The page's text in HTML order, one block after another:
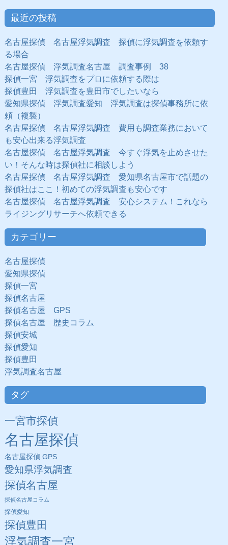
最近の投稿
名古屋探偵 名古屋浮気調査 探偵に浮気調査を依頼す
る場合
名古屋探偵 浮気調査名古屋 調査事例 38
探偵一宮 浮気調査をプロに依頼する際は
探偵豊田 浮気調査を豊田市でしたいなら
愛知県探偵 浮気調査愛知 浮気調査は探偵事務所に依
頼（複製）
名古屋探偵 名古屋浮気調査 費用も調査業務において
も安心出来る浮気調査
名古屋探偵 名古屋浮気調査 今すぐ浮気を止めさせた
い！そんな時は探偵社に相談しよう
名古屋探偵 名古屋浮気調査 愛知県名古屋市で話題の
探偵社はここ！初めての浮気調査も安心です
名古屋探偵 名古屋浮気調査 安心システム！これなら
ライジングリサーチへ依頼できる
カテゴリー
名古屋探偵
愛知県探偵
探偵一宮
探偵名古屋
探偵名古屋 GPS
探偵名古屋 歴史コラム
探偵安城
探偵愛知
探偵豊田
浮気調査名古屋
タグ
一宮市探偵
名古屋探偵
名古屋探偵 GPS
愛知県浮気調査
探偵名古屋
探偵名古屋コラム
探偵愛知
探偵豊田
浮気調査一宮